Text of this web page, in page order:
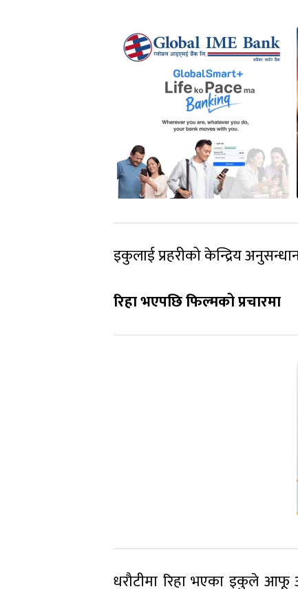
इकुलाई प्रहरीको केन्द्रिय
रिहा भएपछि फिल्मको प्रचारमा
धरौटीमा रिहा भएका इकुले आफू